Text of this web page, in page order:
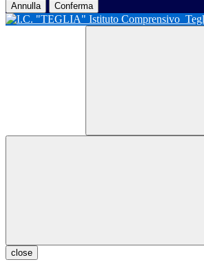
Annulla Conferma
Istituto Comprensivo
close